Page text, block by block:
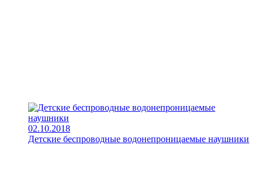
02.10.2018
Детские беспроводные водонепроницаемые наушники